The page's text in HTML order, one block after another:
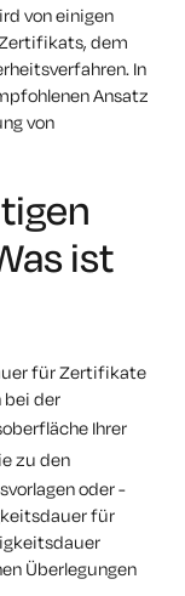
von einigen
dem
In
Ansatz
von
ist
für Zertifikate
bei der
Ihrer
zu den
oder -
für
Überlegungen